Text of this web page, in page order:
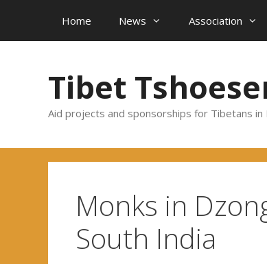
content
Home News Association
Tibet
Aid projects and sponsorships for Tibetans in
Monks in
South India